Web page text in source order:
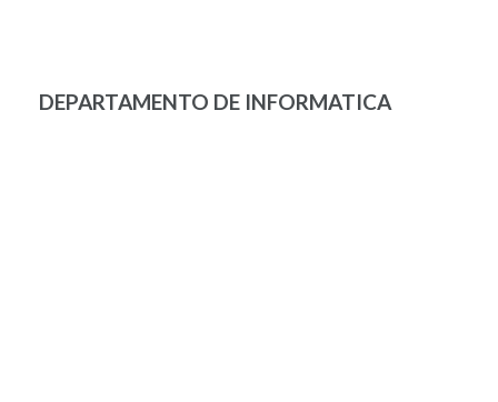
DEPARTAMENTO DE INFORMATICA